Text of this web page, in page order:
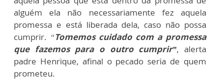
alguém ela não necessariamente fez aquela
promessa e está liberada dela, caso não possa
cumprir. “Tomemos cuidado com a promessa
que fazemos para o outro cumprir”, alerta
padre Henrique, afinal o pecado seria de quem
prometeu.